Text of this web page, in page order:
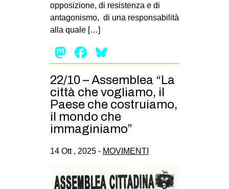
EVENTI
tw
bsky
ms
SEARCH
opposizione, di resistenza e di
antagonismo, di una responsabilità
alla quale […]
Mastodon
Facebook
22/10 – Assemblea “La
città che vogliamo, il
Paese che costruiamo,
il mondo che
immaginiamo”
14 Ott , 2025 - MOVIMENTI